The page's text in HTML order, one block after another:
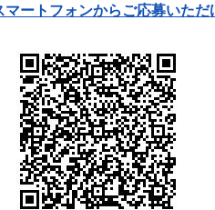
ートフォンからご応募いただ